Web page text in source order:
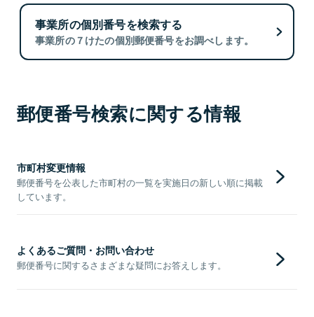
事業所の個別番号を検索する
事業所の７けたの個別郵便番号をお調べします。
郵便番号検索に関する情報
市町村変更情報
郵便番号を公表した市町村の一覧を実施日の新しい順に掲載
しています。
よくあるご質問・お問い合わせ
郵便番号に関するさまざまな疑問にお答えします。